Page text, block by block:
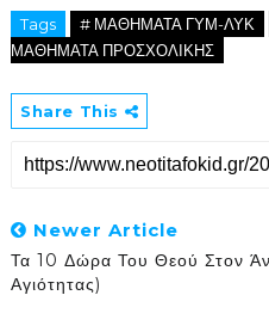
Tags # ΜΑΘΗΜΑΤΑ ΓΥΜ-ΛΥΚ
ΜΑΘΗΜΑΤΑ ΠΡΟΣΧΟΛΙΚΗΣ
Share This
Newer Article
Τα 10 Δώρα Του Θεού Στον
Αγιότητας)